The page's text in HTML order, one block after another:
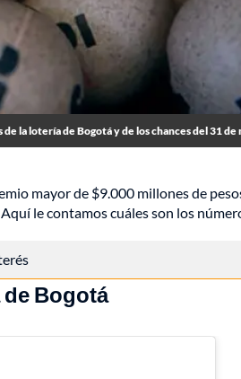
la lotería de Bogotá y de los chances del 31 de
mayor de $9.000 millones de
le contamos cuáles son los
Bogotá